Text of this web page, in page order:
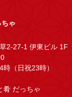
ゃ
2-27-1 伊東ビル 1F
（日祝23時）
肴 だっちゃ